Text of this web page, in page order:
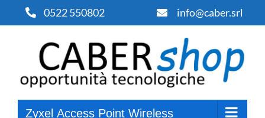
contenuto
0522 550802 info@caber.srl
Zyxel Access Point Wireless